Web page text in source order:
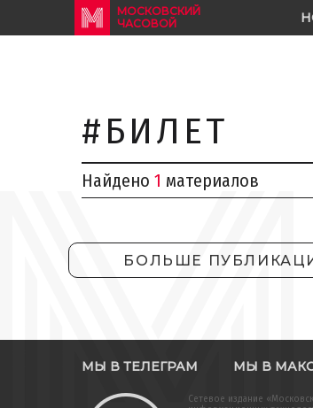
МОСКОВСКИЙ
ЧАСОВОЙ
#БИЛЕТ
Найдено 1 материалов
БОЛЬШЕ
МЫ В ТЕЛЕГРАМ МЫ В
Сетевое издание